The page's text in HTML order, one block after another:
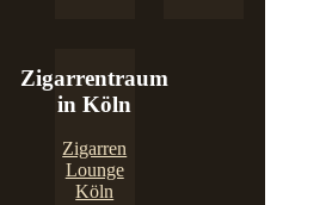
Zigarrentraum
in Köln
Zigarren
Lounge
Köln